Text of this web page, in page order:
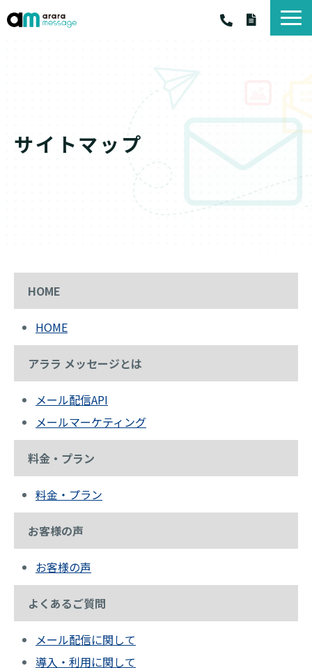
アララ メッセ－ジ サービス一覧
料金・プラン
お客様の声
お役立ちコラム
お知らせ
資料一覧
サイトマップ
HOME
HOME
アララ メッセージとは
メール配信API
メールマーケティング
料金・プラン
料金・プラン
お客様の声
お客様の声
よくあるご質問
メール配信に関して
導入・利用に関して